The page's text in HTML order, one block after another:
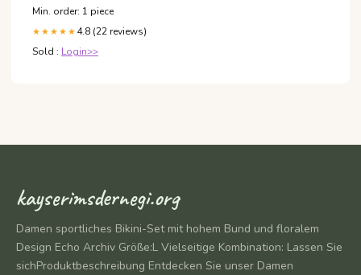
Min. order: 1 piece
★★★★★ 4.8 (22 reviews)
Sold : Login>>
kayserimsdernegi.org
Damen sportliches Bikini-Set mit hohem Bund und floralem
Design Echo Archiv Größe:L Vielseitige Kombination: Lassen Sie
sichProduktbeschreibung Entdecken Sie unser Damen